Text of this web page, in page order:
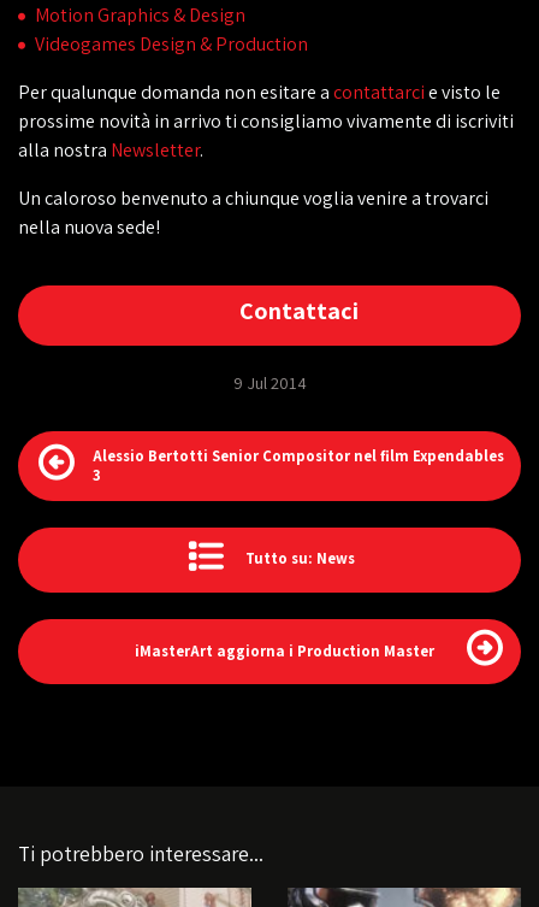
Motion Graphics & Design
Videogames Design & Production
Per qualunque domanda non esitare acontattarcie visto le
prossime novità in arrivo ti consigliamo vivamente di iscriviti
alla nostra Newsletter.
Un caloroso benvenuto a chiunque voglia venire a trovarci
nella nuova sede!
Contattaci
9 Jul 2014
Alessio Bertotti Senior Compositor nel film Expendables
3
Tutto su: News
iMasterArt aggiorna i Production Master
Ti potrebbero interessare...